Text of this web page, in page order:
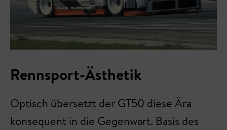
Rennsport-Ästhetik
Optisch übersetzt der GT50 diese Ära
konsequent in die Gegenwart. Basis des